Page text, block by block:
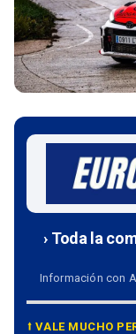
› Toda la
Información con
⭡ VALE MUCHO